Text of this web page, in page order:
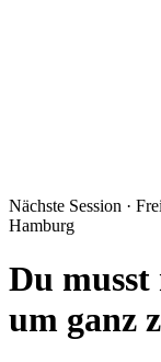
Nächste Session ·
Hamburg
Du
um ganz